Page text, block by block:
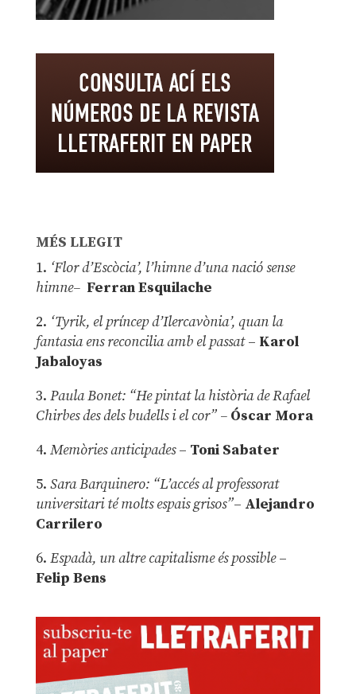
MÉS LLEGIT
1. ‘Flor d’Escòcia’, l’himne d’una nació sense
himne– Ferran Esquilache
2. ‘Tyrik, el príncep d’Ilercavònia’, quan la
fantasia ens reconcilia amb el passat– Karol
Jabaloyas
3. Paula Bonet: “He pintat la història de Rafael
Chirbes des dels budells i el cor” –Óscar Mora
4. Memòries anticipades– Toni Sabater
5. Sara Barquinero: “L’accés al professorat
universitari té molts espais grisos”– Alejandro
Carrilero
6. Espadà, un altre capitalisme és possible –
Felip Bens